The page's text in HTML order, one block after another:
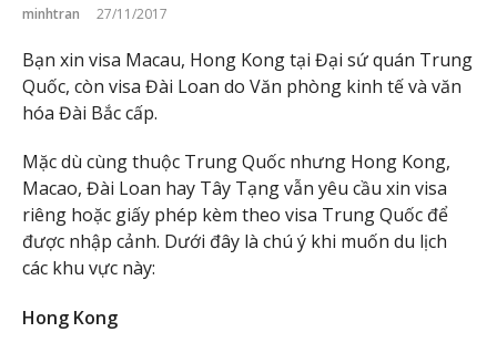
minhtran 27/11/2017
Bạn xin visa Macau, Hong Kong tại Đại sứ quán Trung
Quốc, còn visa Đài Loan do Văn phòng kinh tế và văn
hóa Đài Bắc cấp.
Mặc dù cùng thuộc Trung Quốc nhưng Hong Kong,
Macao, Đài Loan hay Tây Tạng vẫn yêu cầu xin visa
riêng hoặc giấy phép kèm theo visa Trung Quốc để
được nhập cảnh. Dưới đây là chú ý khi muốn du lịch
các khu vực này:
Hong Kong